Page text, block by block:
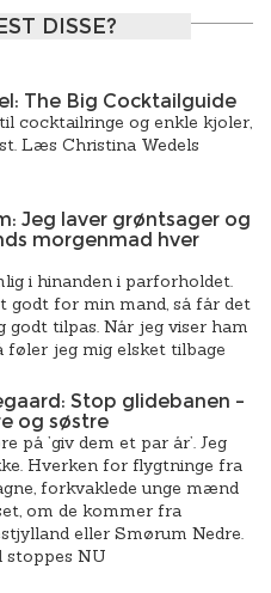
DISSE?
The Big Cocktailguide
cocktailringe og enkle kjoler,
Læs Christina Wedels
Jeg laver grøntsager og
morgenmad hver
i hinanden i parforholdet.
godt for min mand, så får det
godt tilpas. Når jeg viser ham
føler jeg mig elsket tilbage
Stop glidebanen –
og søstre
på ’giv dem et par år’. Jeg
Hverken for flygtninge fra
forkvaklede unge mænd
om de kommer fra
eller Smørum Nedre.
stoppes NU